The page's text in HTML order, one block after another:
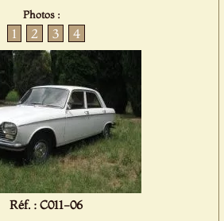
Photos :
1 2 3 4
Réf. : C011-06